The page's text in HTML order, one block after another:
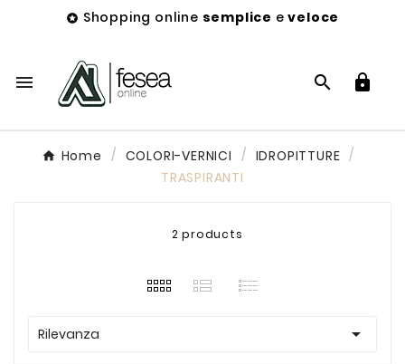
 Shopping online semplice eveloce
  
Home COLORI-VERNICI
IDROPITTURE
TRASPIRANTI
2 products
Rilevanza 